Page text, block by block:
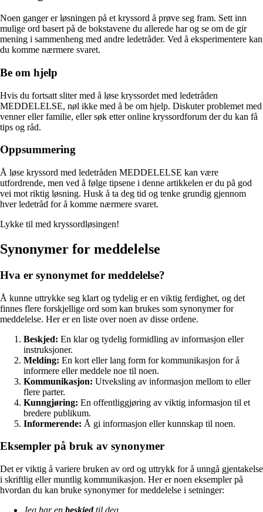
Noen ganger er løsningen på et kryssord å prøve seg fram. Sett inn
mulige ord basert på de bokstavene du allerede har og se om de gir
mening i sammenheng med andre ledetråder. Ved å eksperimentere kan
du komme nærmere svaret.
Be om hjelp
Hvis du fortsatt sliter med å løse kryssordet med ledetråden
MEDDELELSE, nøl ikke med å be om hjelp. Diskuter problemet med
venner eller familie, eller søk etter online kryssordforum der du kan få
tips og råd.
Oppsummering
Å løse kryssord med ledetråden MEDDELELSE kan være
utfordrende, men ved å følge tipsene i denne artikkelen er du på god
vei mot riktig løsning. Husk å ta deg tid og tenke grundig gjennom
hver ledetråd for å komme nærmere svaret.
Lykke til med kryssordløsingen!
Synonymer for meddelelse
Hva er synonymet for meddelelse?
Å kunne uttrykke seg klart og tydelig er en viktig ferdighet, og det
finnes flere forskjellige ord som kan brukes som synonymer for
meddelelse. Her er en liste over noen av disse ordene.
Beskjed: En klar og tydelig formidling av informasjon eller
instruksjoner.
Melding: En kort eller lang form for kommunikasjon for å
informere eller meddele noe til noen.
Kommunikasjon: Utveksling av informasjon mellom to eller
flere parter.
Kunngjøring: En offentliggjøring av viktig informasjon til et
bredere publikum.
Informerende: Å gi informasjon eller kunnskap til noen.
Eksempler på bruk av synonymer
Det er viktig å variere bruken av ord og uttrykk for å unngå gjentakelse
i skriftlig eller muntlig kommunikasjon. Her er noen eksempler på
hvordan du kan bruke synonymer for meddelelse i setninger:
Jeg har en beskjedtil deg.